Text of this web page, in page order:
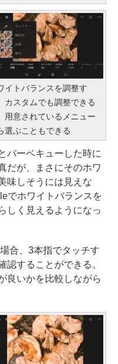
イトバランスを調整す
カスタムでも調整できる
用意されているメニュー
選ぶこともできる
バーベキューした時に
だが、まさにそのホワ
味しそうには見えな
でホワイトバランスを
しく見えるようになっ
合、3本指でタッチす
認することができる。
良いかを比較しながら